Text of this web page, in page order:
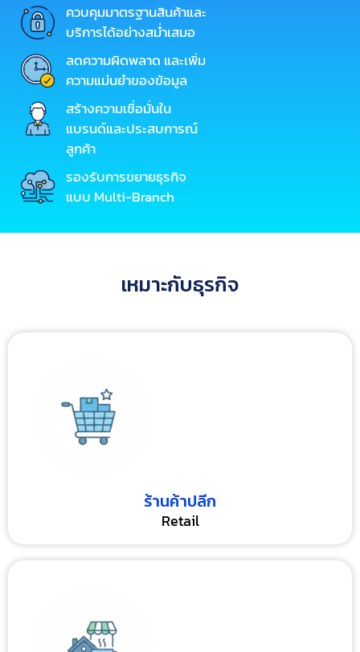
ควบคุมมาตรฐานสินค้าและ
บริการได้อย่างสม่ำเสมอ
ลดความผิดพลาด และเพิ่ม
ความแม่นยำของข้อมูล
สร้างความเชื่อมั่นใน
แบรนด์และประสบการณ์
ลูกค้า
รองรับการขยายธุรกิจ
แบบ Multi-Branch
เหมาะกับธุรกิจ
ร้านค้าปลีก
Retail